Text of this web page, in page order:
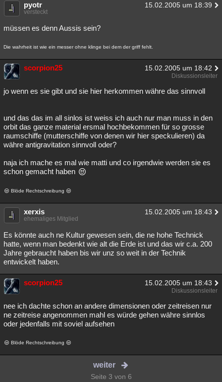
pyotr 15.02.2005 um 18:39
versteckt
müssen es denn Aussis sein?
Die wahrheit ist wie ein messer ohne klinge bei dem der griff fehlt.
scorpion25 15.02.2005 um 18:42
Diskussionsleiter
jo wenn es sie gibt und sie hier herkommen währe das sinnvoll
und das das im all sinlos ist weiss ich auch nur man muss in den
orbit das ganze material ersmal hochbekommen für so grosse
raumschiffe (mutterschiffe von denen wir hier speckulieren) da
währe antigravitation sinnvoll oder?
naja ich mache es mal wie matti und co irgendwie werden sie es
schon gemacht haben
Blöde Rechtschreibung
xerxis 15.02.2005 um 18:43
ehemaliges Mitglied
Es könnte auch ne Kultur gewesen sein, die ne hohe Technick
hatte, wenn man bedenkt wie alt die Erde ist und das wir c.a. 200
Jahre gebraucht haben bis wir unz so weit in der Technik
entwickelt haben.
scorpion25 15.02.2005 um 18:43
Diskussionsleiter
nee ich dachte schon an andere dimensionen oder zeitreisen nur
ne zeitreise angenommen mahl es würde gehen währe sinnlos
oder jedenfalls mit soviel aufsehen
Blöde Rechtschreibung
weiter
Seite 3 von 6